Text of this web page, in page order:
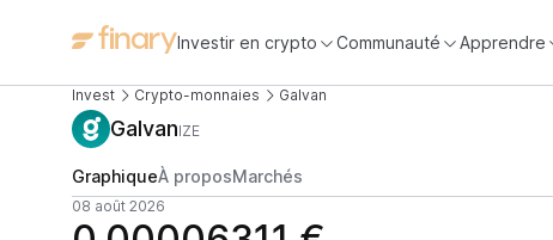
Investir en crypto Communauté Apprendre
Invest Crypto-monnaies Galvan
GalvanIZE
GraphiqueÀ proposMarchés
08 août 2026